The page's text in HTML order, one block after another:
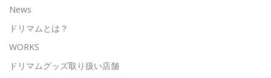
News
ドリマムとは？
WORKS
ドリマムグッズ取り扱い店舗